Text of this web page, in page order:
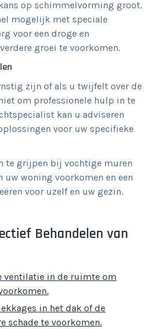
op schimmelvorming groot.
mogelijk met speciale
voor een droge en
groei te voorkomen.
zijn of als u twijfelt over de
om professionele hulp in te
kan u adviseren
voor uw specifieke
te grijpen bij vochtige muren
uw woning voorkomen en een
voor uzelf en uw gezin.
Behandelen van
ventilatie in de ruimte om
in het dak of de
schade te voorkomen.